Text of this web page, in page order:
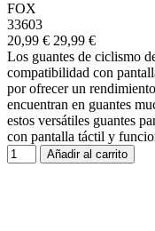
FOX
33603
20,99 € 29,99 €
Los guantes de ciclismo
compatibilidad con
por ofrecer un
encuentran en guantes
estos versátiles guantes
con pantalla táctil y
Añadir al carrito